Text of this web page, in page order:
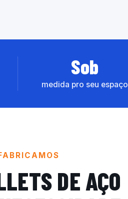
Sob
medida pro seu espaço
DE AÇO